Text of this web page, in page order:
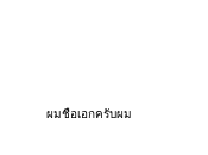
ผมชื่อเอกครับผม